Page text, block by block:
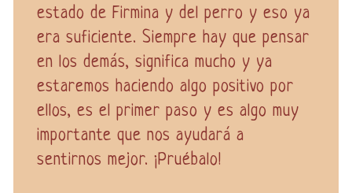
estado de Firmina y del perro y eso ya
era suficiente. Siempre hay que pensar
en los demás, significa mucho y ya
estaremos haciendo algo positivo por
ellos, es el primer paso y es algo muy
importante que nos ayudará a
sentirnos mejor. ¡Pruébalo!